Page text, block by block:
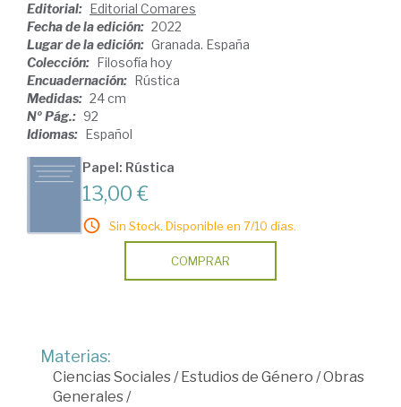
Editorial: Editorial Comares
Fecha de la edición: 2022
Lugar de la edición: Granada. España
Colección: Filosofía hoy
Encuadernación: Rústica
Medidas: 24 cm
Nº Pág.: 92
Idiomas: Español
Papel: Rústica
13,00 €
Sin Stock. Disponible en 7/10 días.
COMPRAR
Materias:
Ciencias Sociales/Estudios de Género /Obras
Generales/